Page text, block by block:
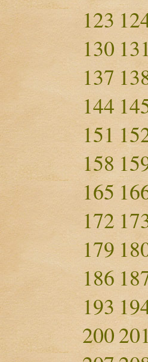
123
130
137
144
151
158
165
172
179
186
193
200